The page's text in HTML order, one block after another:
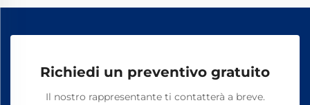
Richiedi un preventivo gratuito
Il nostro rappresentante ti contatterà a breve.